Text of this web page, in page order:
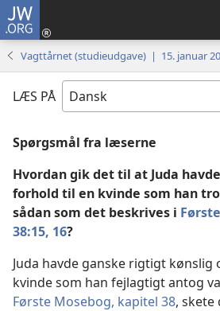
JW.ORG
Vagttårnet (studieudgave) | 15. januar
LÆS PÅ
Spørgsmål fra læserne
Hvordan gik det til at Juda
forhold til en kvinde som han
sådan som det beskrives i
38:15, 16?
Juda havde ganske rigtigt kønslig
kvinde som han fejlagtigt antog
Første Mosebog, kapitel 38, skete